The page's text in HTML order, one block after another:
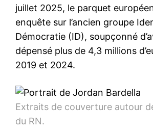
juillet 2025, le parquet
enquête sur l’ancien groupe
Démocratie (ID), soupçonné
dépensé plus de 4,3 millions
2019 et 2024.
Extraits de couverture autour
du RN.